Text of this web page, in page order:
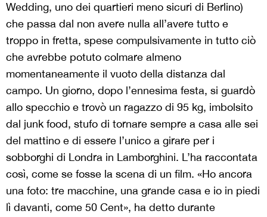
Wedding, uno dei quartieri meno sicuri di Berlino)
che passa dal non avere nulla all’avere tutto e
troppo in fretta, spese compulsivamente in tutto ciò
che avrebbe potuto colmare almeno
momentaneamente il vuoto della distanza dal
campo. Un giorno, dopo l’ennesima festa, si guardò
allo specchio e trovò un ragazzo di 95 kg, imbolsito
dal junk food, stufo di tornare sempre a casa alle sei
del mattino e di essere l’unico a girare per i
sobborghi di Londra in Lamborghini. L’ha raccontata
così, come se fosse la scena di un film. «Ho ancora
una foto: tre macchine, una grande casa e io in piedi
lì davanti, come 50 Cent», ha detto durante